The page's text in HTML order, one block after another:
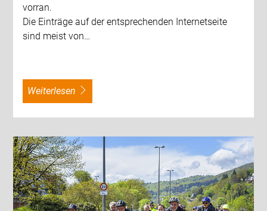
vorran.
Die Einträge auf der entsprechenden Internetseite
sind meist von…
weiterlesen